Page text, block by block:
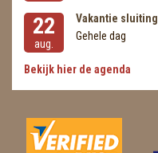
22
aug.
Vakantie sluiting
Gehele dag
Bekijk hier de agenda